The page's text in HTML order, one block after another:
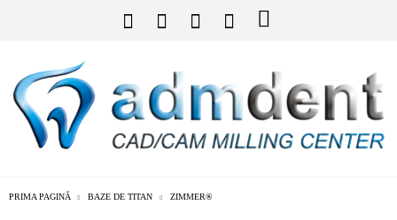
PRIMA PAGINĂ BAZE DE TITAN ZIMMER®